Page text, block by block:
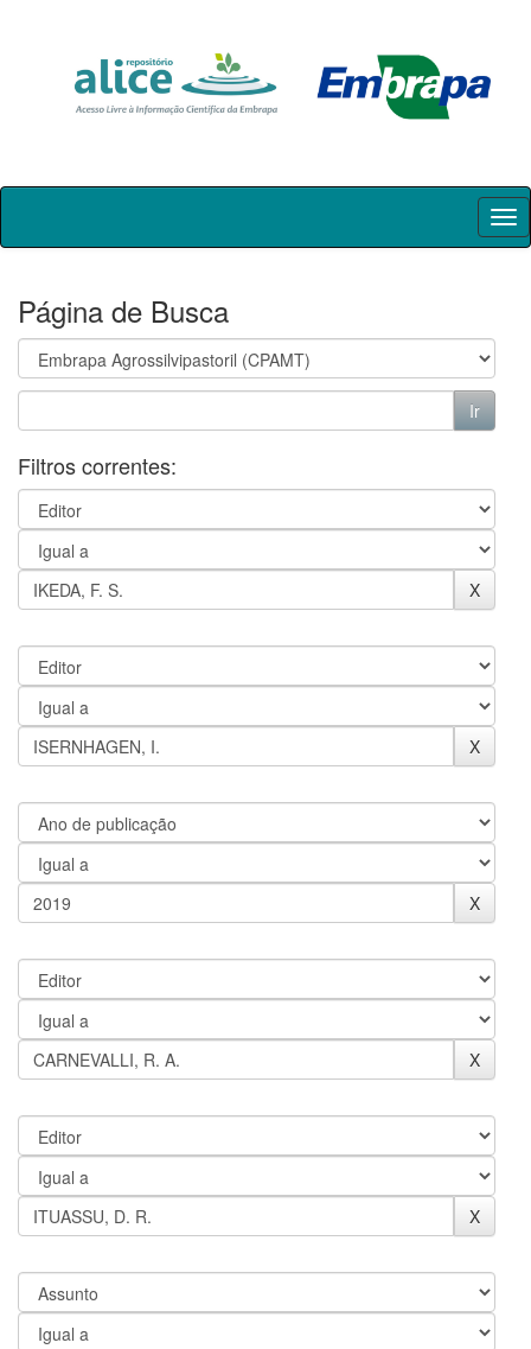
Skip
Página de Busca
Filtros correntes: